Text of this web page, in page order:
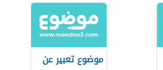
موضوع تعبير عن